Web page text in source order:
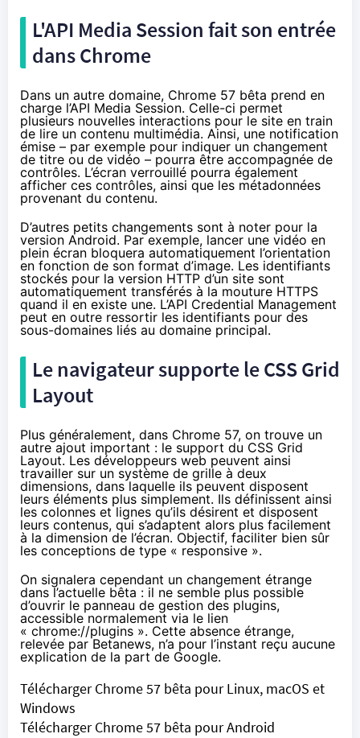
L'API Media Session fait son entrée
dans Chrome
Dans un autre domaine, Chrome 57 bêta prend en
charge l’API Media Session. Celle-ci permet
plusieurs nouvelles interactions pour le site en train
de lire un contenu multimédia. Ainsi, une notification
émise – par exemple pour indiquer un changement
de titre ou de vidéo – pourra être accompagnée de
contrôles. L’écran verrouillé pourra également
afficher ces contrôles, ainsi que les métadonnées
provenant du contenu.
D’autres petits changements sont à noter pour la
version Android. Par exemple, lancer une vidéo en
plein écran bloquera automatiquement l’orientation
en fonction de son format d’image. Les identifiants
stockés pour la version HTTP d’un site sont
automatiquement transférés à la mouture HTTPS
quand il en existe une. L’API Credential Management
peut en outre ressortir les identifiants pour des
sous-domaines liés au domaine principal.
Le navigateur supporte le CSS Grid
Layout
Plus généralement, dans Chrome 57, on trouve un
autre ajout important : le support du CSS Grid
Layout. Les développeurs web peuvent ainsi
travailler sur un système de grille à deux
dimensions, dans laquelle ils peuvent disposent
leurs éléments plus simplement. Ils définissent ainsi
les colonnes et lignes qu’ils désirent et disposent
leurs contenus, qui s’adaptent alors plus facilement
à la dimension de l’écran. Objectif, faciliter bien sûr
les conceptions de type « responsive ».
On signalera cependant un changement étrange
dans l’actuelle bêta : il ne semble plus possible
d’ouvrir le panneau de gestion des plugins,
accessible normalement via le lien
« chrome://plugins ». Cette absence étrange,
relevée parBetanews, n’a pour l’instant reçu aucune
explication de la part de Google.
Télécharger Chrome 57 bêta pour Linux, macOS et
Windows
Télécharger Chrome 57 bêta pour Android